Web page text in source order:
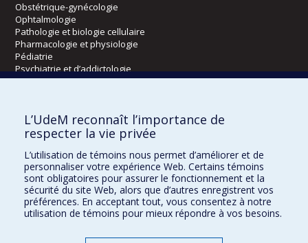
Obstétrique-gynécologie
Ophtalmologie
Pathologie et biologie cellulaire
Pharmacologie et physiologie
Pédiatrie
Psychiatrie et d’addictologie
Radiologie, radio-oncologie et médecine nucléaire
Écoles
Orthophonie et audiologie
Réadaptation
Directions
L’UdeM reconnaît l’importance de
respecter la vie privée
L’utilisation de témoins nous permet d’améliorer et de
personnaliser votre expérience Web. Certains témoins
sont obligatoires pour assurer le fonctionnement et la
sécurité du site Web, alors que d’autres enregistrent vos
préférences. En acceptant tout, vous consentez à notre
utilisation de témoins pour mieux répondre à vos besoins.